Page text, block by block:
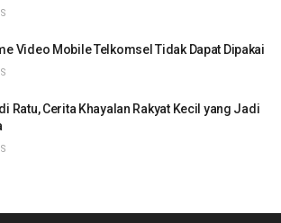
Video Mobile Telkomsel Tidak Dapat Dipakai
Ratu, Cerita Khayalan Rakyat Kecil yang Jadi